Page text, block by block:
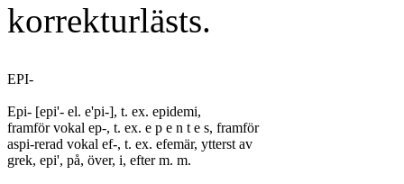
korrekturlästs.
EPI-
Epi- [epi'- el. e'pi-], t. ex. epidemi,
framför vokal ep-, t. ex. e p e n t e s, framför
aspi-rerad vokal ef-, t. ex. efemär, ytterst av
grek, epi', på, över, i, efter m. m.